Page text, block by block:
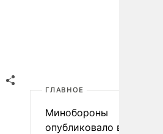
ГЛАВНОЕ
Минобороны
опубликовало видео